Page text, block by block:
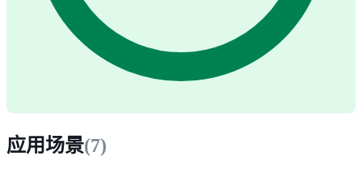
应用场景(7)